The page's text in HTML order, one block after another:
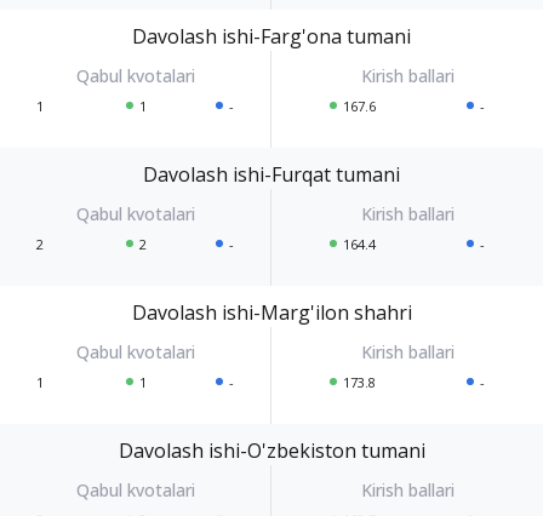
Davolash ishi-Farg'ona tumani
1 1 - 167.6 -
Davolash ishi-Furqat tumani
2 2 - 164.4 -
Davolash ishi-Marg'ilon shahri
1 1 - 173.8 -
Davolash ishi-O'zbekiston tumani